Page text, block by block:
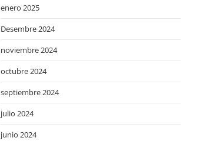
enero 2025
Desembre 2024
noviembre 2024
octubre 2024
septiembre 2024
julio 2024
junio 2024